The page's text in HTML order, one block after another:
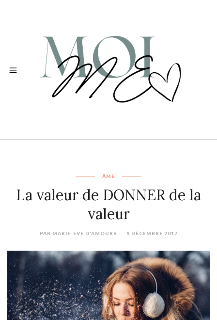
ÂME
La valeur de DONNER de la
valeur
PAR MARIE-ÈVE D'AMOURS 9 DÉCEMBRE 2017